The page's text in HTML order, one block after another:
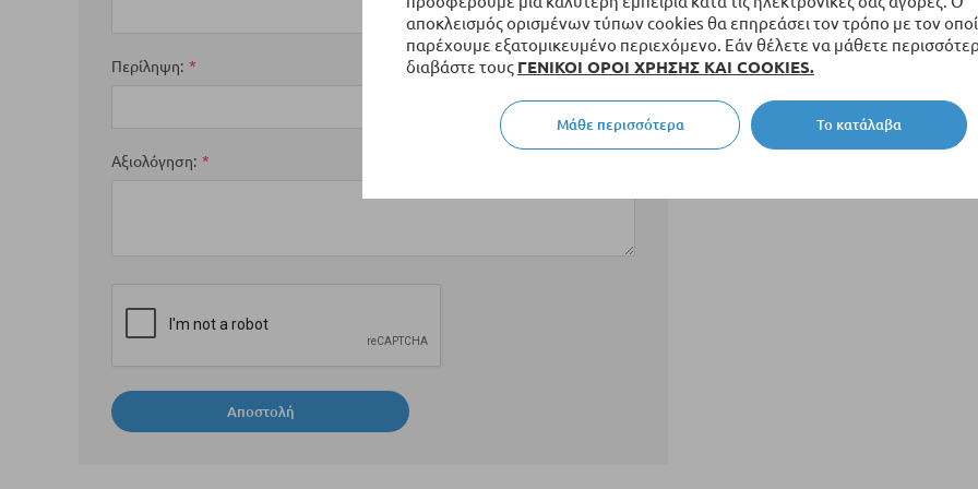
αποκλεισμός ορισμένων τύπων cookies θα επηρεάσει τον τρόπο με τον
παρέχουμε εξατομικευμένο περιεχόμενο. Εάν θέλετε να μάθετε
διαβάστε τους ΓΕΝΙΚΟΙ ΟΡΟΙ ΧΡΗΣΗΣ ΚΑΙ COOKIES.
Το κατάλαβα
Μάθε περισσότερα
Περίληψη
Αξιολόγηση
Αποστολή